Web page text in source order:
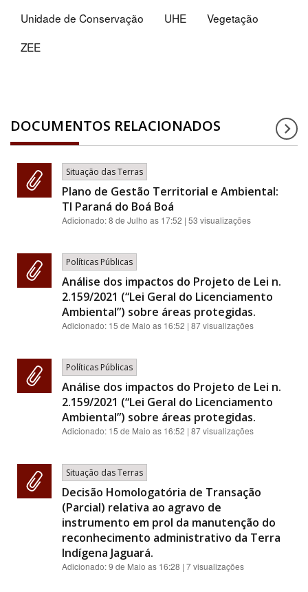
Unidade de Conservação UHE
Vegetação
ZEE
DOCUMENTOS RELACIONADOS
Situação das Terras
Plano de Gestão Territorial e Ambiental:
TI Paraná do Boá Boá
Adicionado:8 de Julho as 17:52 | 53 visualizações
Políticas Públicas
Análise dos impactos do Projeto de Lei n.
2.159/2021 (“Lei Geral do Licenciamento
Ambiental”) sobre áreas protegidas.
Adicionado: 15 de Maio as 16:52 | 87 visualizações
Políticas Públicas
Análise dos impactos do Projeto de Lei n.
2.159/2021 (“Lei Geral do Licenciamento
Ambiental”) sobre áreas protegidas.
Adicionado: 15 de Maio as 16:52 | 87 visualizações
Situação das Terras
Decisão Homologatória de Transação
(Parcial) relativa ao agravo de
instrumento em prol da manutenção do
reconhecimento administrativo da Terra
Indígena Jaguará.
Adicionado:9 de Maio as 16:28 | 7 visualizações